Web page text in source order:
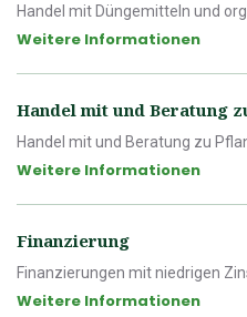
Handel mit Düngemitteln und
Weitere Informationen
Handel mit und Beratung
Handel mit und Beratung zu
Weitere Informationen
Finanzierung
Finanzierungen mit niedrigen
Weitere Informationen